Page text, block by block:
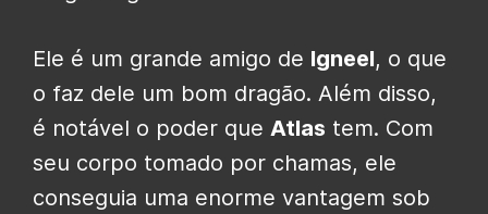
Ele é um grande amigo de Igneel, o que
o faz dele um bom dragão. Além disso,
é notável o poder que Atlas tem. Com
seu corpo tomado por chamas, ele
conseguia uma enorme vantagem sob